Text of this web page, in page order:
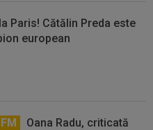
Paris! Cătălin Preda este
european
Oana Radu, criticată